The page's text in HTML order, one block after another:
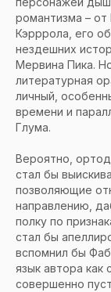
романтизма –
Кэрррола, его
нездешних
Мервина Пика.
литературная
личный,
времени и
Глума.
Вероятно,
стал бы
позволяющие
направлению,
полку по
стал бы
вспомнил бы
язык автора как
совершенно